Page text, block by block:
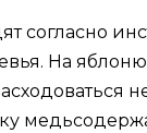
согласно
На